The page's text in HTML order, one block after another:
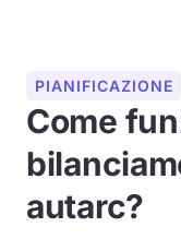
PIANIFICAZIONE
Come
autarc?